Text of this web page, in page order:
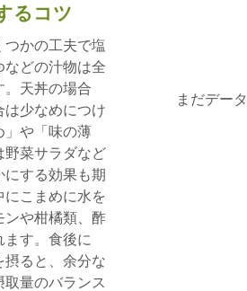
るコツ
かの工夫で塩
などの汁物は全
。天丼の場合
は少なめにつけ
」や「味の薄
野菜サラダなど
する効果も期
こまめに水を
ンや柑橘類、酢
す。食後に
摂ると、余分な
量のバランス
まだデー